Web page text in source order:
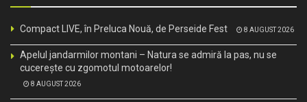
Compact LIVE, în Preluca Nouă, de Perseide Fest 8 AUGUST 2026
Apelul jandarmilor montani – Natura se admiră la pas, nu se
cucerește cu zgomotul motoarelor!
8 AUGUST 2026